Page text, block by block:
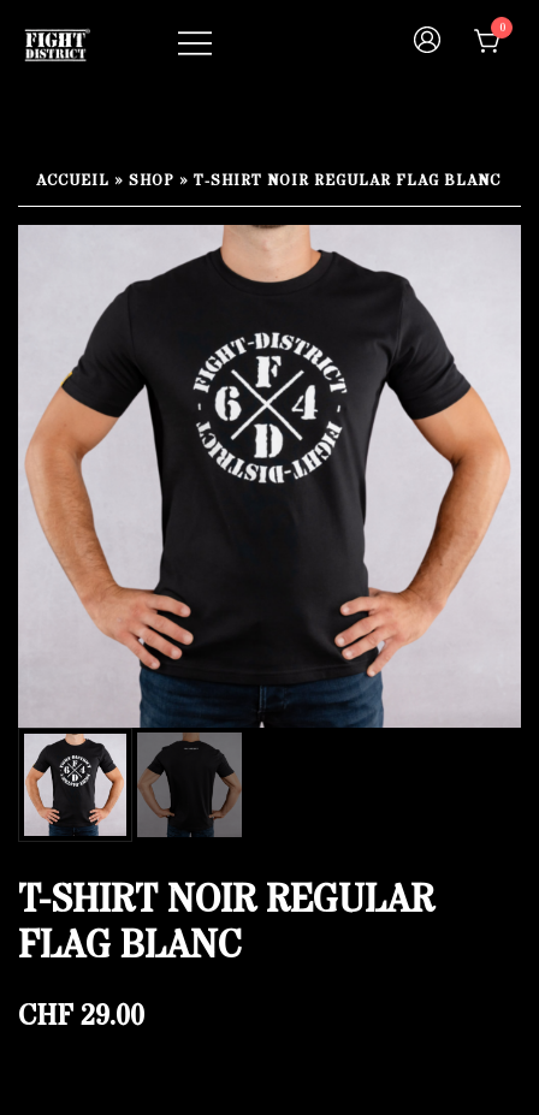
0
ACCUEIL » SHOP » T-SHIRT NOIR REGULAR FLAG BLANC
T-SHIRT NOIR REGULAR
FLAG BLANC
CHF29.00